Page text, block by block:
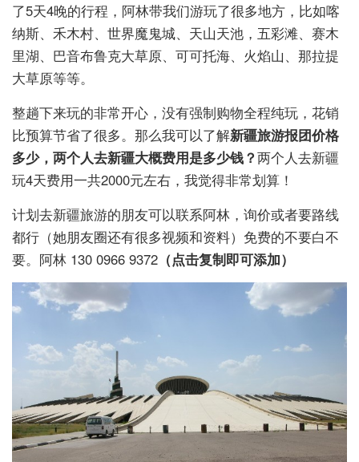
了5天4晚的行程，阿林带我们游玩了很多地方，比如喀
纳斯、禾木村、世界魔鬼城、天山天池，五彩滩、赛木
里湖、巴音布鲁克大草原、可可托海、火焰山、那拉提
大草原等等。
整趟下来玩的非常开心，没有强制购物全程纯玩，花销
比预算节省了很多。那么我可以了解新疆旅游报团价格
多少，两个人去新疆大概费用是多少钱？两个人去新疆
玩4天费用一共2000元左右，我觉得非常划算！
计划去新疆旅游的朋友可以联系阿林，询价或者要路线
都行（她朋友圈还有很多视频和资料）免费的不要白不
要。阿林 130 0966 9372 （点击复制即可添加）